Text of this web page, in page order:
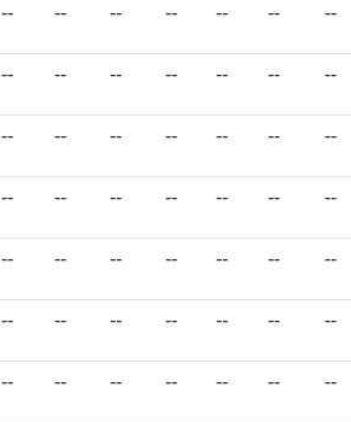
-- -- -- -- -- -- --
-- -- -- -- -- -- --
-- -- -- -- -- -- --
-- -- -- -- -- -- --
-- -- -- -- -- -- --
-- -- -- -- -- -- --
-- -- -- -- -- -- --